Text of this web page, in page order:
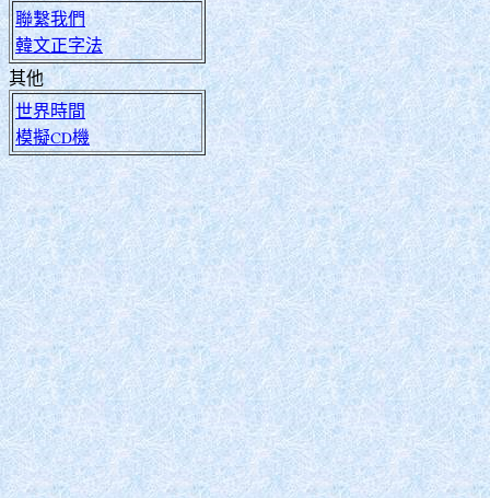
聯繫我們
韓文正字法
其他
世界時間
模擬CD機